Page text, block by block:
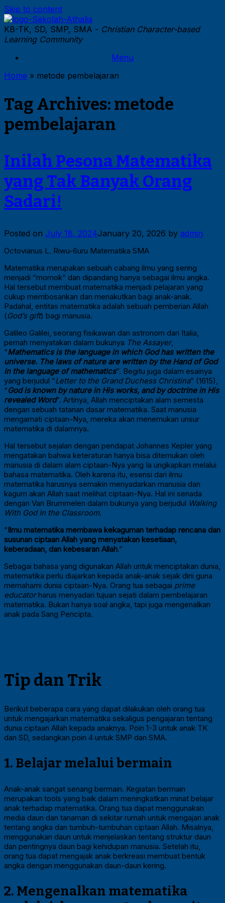
Skip to content
KB-TK, SD, SMP, SMA - Christian Character-based
Learning Community
Menu
Home » metode pembelajaran
Tag Archives: metode
pembelajaran
Inilah Pesona Matematika
yang Tak Banyak Orang
Sadari!
Posted on July 18, 2024January 20, 2026 by admin
Octovianus L. Riwu-6uru Matematika SMA
Matematika merupakan sebuah cabang ilmu yang sering
menjadi “momok” dan dipandang hanya sebagai ilmu angka.
Hal tersebut membuat matematika menjadi pelajaran yang
cukup membosankan dan menakutkan bagi anak-anak.
Padahal, entitas matematika adalah sebuah pemberian Allah
(God’s gift) bagi manusia.
Galileo Galilei, seorang fisikawan dan astronom dari Italia,
pernah menyatakan dalam bukunya The Assayer,
“Mathematics is the language in which God has written the
universe. The laws of nature are written by the Hand of God
in the language of mathematics”. Begitu juga dalam esainya
yang berjudul “Letter to the Grand Duchess Christina” (1615),
“God is known by nature in His works, and by doctrine in His
revealed Word”. Artinya, Allah menciptakan alam semesta
dengan sebuah tatanan dasar matematika. Saat manusia
mengamati ciptaan-Nya, mereka akan menemukan unsur
matematika di dalamnya.
Hal tersebut sejalan dengan pendapat Johannes Kepler yang
mengatakan bahwa keteraturan hanya bisa ditemukan oleh
manusia di dalam alam ciptaan-Nya yang Ia ungkapkan melalui
bahasa matematika. Oleh karena itu, esensi dari ilmu
matematika harusnya semakin menyadarkan manusia dan
kagum akan Allah saat melihat ciptaan-Nya. Hal ini senada
dengan Van Brummelen dalam bukunya yang berjudul Walking
With God In the Classroom.
“Ilmu matematika membawa kekaguman terhadap rencana dan
susunan ciptaan Allah yang menyatakan kesetiaan,
keberadaan, dan kebesaran Allah.”
Sebagai bahasa yang digunakan Allah untuk menciptakan dunia,
matematika perlu diajarkan kepada anak-anak sejak dini guna
memahami dunia ciptaan-Nya. Orang tua sebagai prime
educatorharus menyadari tujuan sejati dalam pembelajaran
matematika. Bukan hanya soal angka, tapi juga mengenalkan
anak pada Sang Pencipta.
Tip dan Trik
Berikut beberapa cara yang dapat dilakukan oleh orang tua
untuk mengajarkan matematika sekaligus pengajaran tentang
dunia ciptaan Allah kepada anaknya. Poin 1-3 untuk anak TK
dan SD, sedangkan poin 4 untuk SMP dan SMA.
1. Belajar melalui bermain
Anak-anak sangat senang bermain. Kegiatan bermain
merupakan tools yang baik dalam meningkatkan minat belajar
anak terhadap matematika. Orang tua dapat menggunakan
media daun dan tanaman di sekitar rumah untuk mengajari anak
tentang angka dan tumbuh-tumbuhan ciptaan Allah. Misalnya,
menggunakan daun untuk menjelaskan tentang struktur daun
dan pentingnya daun bagi kehidupan manusia. Setelah itu,
orang tua dapat mengajak anak berkreasi membuat bentuk
angka dengan menggunakan daun-daun kering.
2. Mengenalkan matematika